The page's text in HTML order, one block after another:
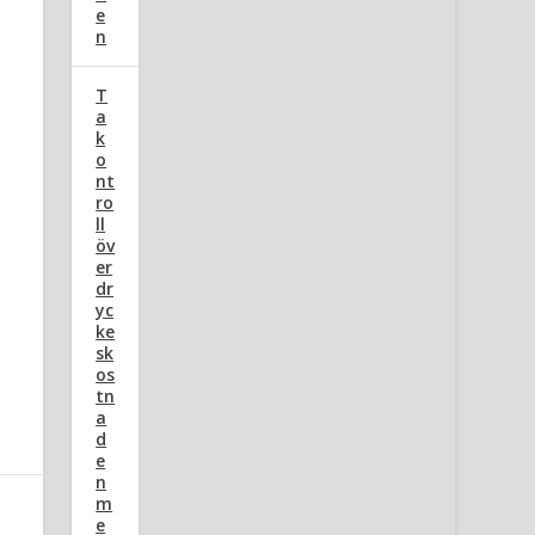
e
n
T
a
k
o
nt
ro
ll
öv
er
dr
yc
ke
sk
os
tn
a
d
e
n
m
e